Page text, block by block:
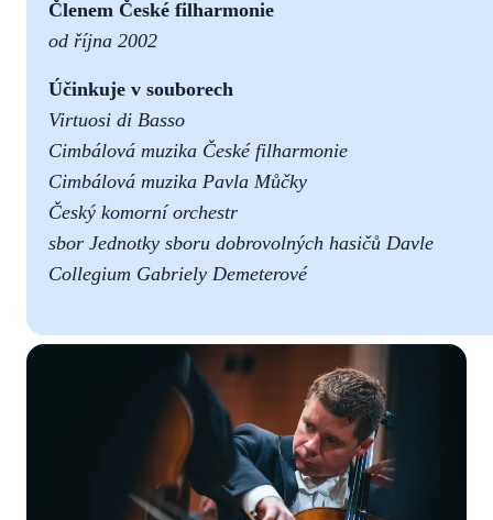
Členem České filharmonie
od října 2002
Účinkuje v souborech
Virtuosi di Basso
Cimbálová muzika České filharmonie
Cimbálová muzika Pavla Můčky
Český komorní orchestr
sbor Jednotky sboru dobrovolných hasičů Davle
Collegium Gabriely Demeterové